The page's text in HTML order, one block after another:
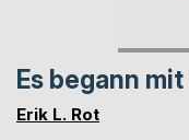
Es begann mit
Erik L. Rot